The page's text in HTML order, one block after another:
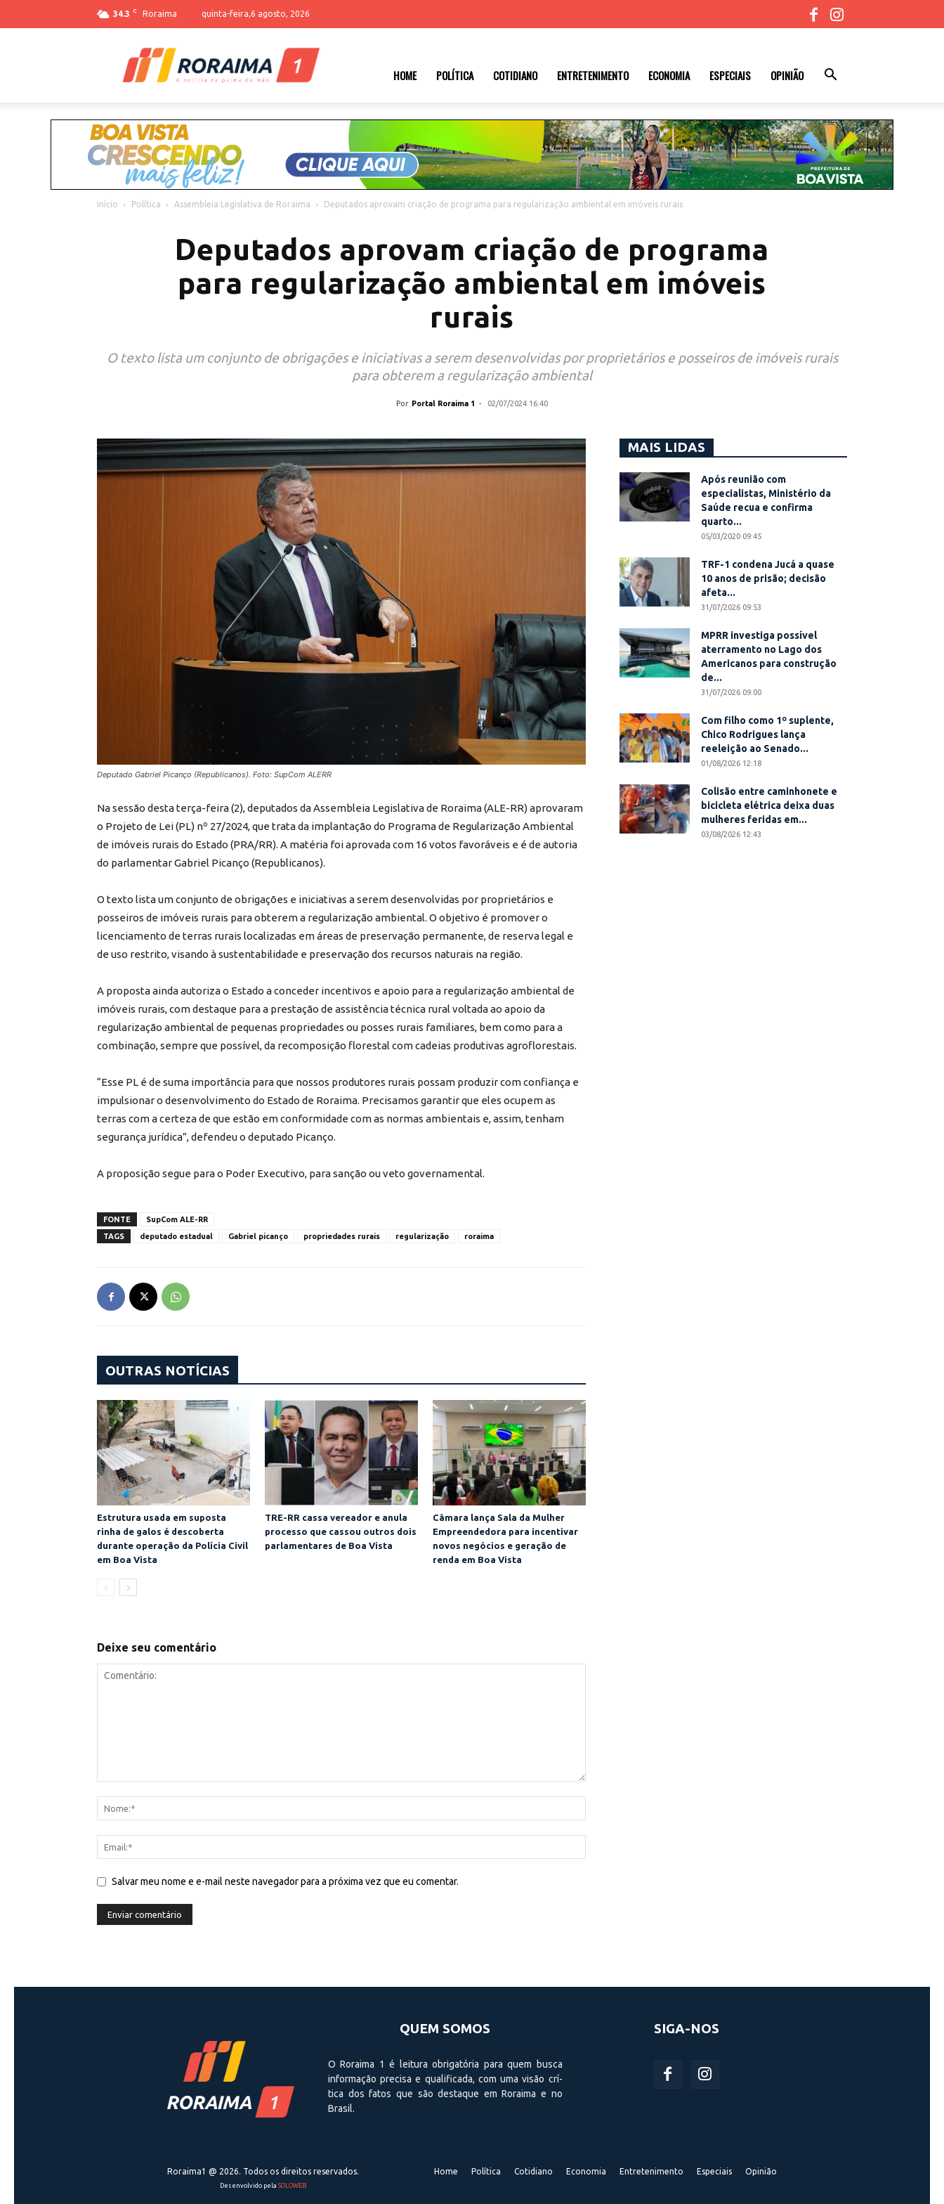
34.3 C Roraima quinta-feira,6 agosto, 2026
HOME POLÍTICA COTIDIANO ENTRETENIMENTO ECONOMIA ESPECIAIS OPINIÃO
Início Política Assembleia Legislativa de Roraima Deputados aprovam criação de programa para regularização ambiental em imóveis rurais
Deputados aprovam criação de programa
para regularização ambiental em imóveis
rurais
O texto lista um conjunto de obrigações e iniciativas a serem desenvolvidas por proprietários e posseiros de imóveis rurais
para obterem a regularização ambiental
Por Portal Roraima 1 - 02/07/2024 16:40
Deputado Gabriel Picanço (Republicanos). Foto: SupCom ALERR
Na sessão desta terça-feira (2), deputados da Assembleia Legislativa de Roraima (ALE-RR) aprovaram
o Projeto de Lei (PL) nº 27/2024, que trata da implantação do Programa de Regularização Ambiental
de imóveis rurais do Estado (PRA/RR). A matéria foi aprovada com 16 votos favoráveis e é de autoria
do parlamentar Gabriel Picanço (Republicanos).
O texto lista um conjunto de obrigações e iniciativas a serem desenvolvidas por proprietários e
posseiros de imóveis rurais para obterem a regularização ambiental. O objetivo é promover o
licenciamento de terras rurais localizadas em áreas de preservação permanente, de reserva legal e
de uso restrito, visando à sustentabilidade e preservação dos recursos naturais na região.
A proposta ainda autoriza o Estado a conceder incentivos e apoio para a regularização ambiental de
imóveis rurais, com destaque para a prestação de assistência técnica rural voltada ao apoio da
regularização ambiental de pequenas propriedades ou posses rurais familiares, bem como para a
combinação, sempre que possível, da recomposição florestal com cadeias produtivas agroflorestais.
“Esse PL é de suma importância para que nossos produtores rurais possam produzir com confiança e
impulsionar o desenvolvimento do Estado de Roraima. Precisamos garantir que eles ocupem as
terras com a certeza de que estão em conformidade com as normas ambientais e, assim, tenham
segurança jurídica”, defendeu o deputado Picanço.
A proposição segue para o Poder Executivo, para sanção ou veto governamental.
FONTE
SupCom ALE-RR
TAGS
deputado estadual Gabriel picanço propriedades rurais regularização roraima
OUTRAS NOTÍCIAS
Estrutura usada em suposta
rinha de galos é descoberta
durante operação da Polícia Civil
em Boa Vista
TRE-RR cassa vereador e anula
processo que cassou outros dois
parlamentares de Boa Vista
Câmara lança Sala da Mulher
Empreendedora para incentivar
novos negócios e geração de
renda em Boa Vista
Deixe seu comentário
Salvar meu nome e e-mail neste navegador para a próxima vez que eu comentar.
MAIS LIDAS
Após reunião com
especialistas, Ministério da
Saúde recua e confirma
quarto...
05/03/2020 09:45
TRF-1 condena Jucá a quase
10 anos de prisão; decisão
afeta...
31/07/2026 09:53
MPRR investiga possível
aterramento no Lago dos
Americanos para construção
de...
31/07/2026 09:00
Com filho como 1º suplente,
Chico Rodrigues lança
reeleição ao Senado...
01/08/2026 12:18
Colisão entre caminhonete e
bicicleta elétrica deixa duas
mulheres feridas em...
03/08/2026 12:43
QUEM SOMOS
O Roraima 1 é leitura obrigatória para quem busca
informação precisa e qualificada, com uma visão crí­
tica dos fatos que são destaque em Roraima e no
Brasil.
SIGA-NOS
Home Política Cotidiano Economia Entretenimento Especiais Opinião
Roraima1 @ 2026. Todos os direitos reservados.
Desenvolvido pela SOLOWEB